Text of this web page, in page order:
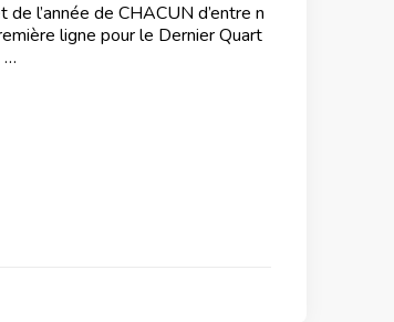
l’année de CHACUN d’entre n
ligne pour le Dernier Quart
…